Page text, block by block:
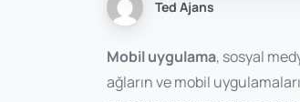
Ted Ajans
Mobil uygulama, sosyal
ağların ve mobil